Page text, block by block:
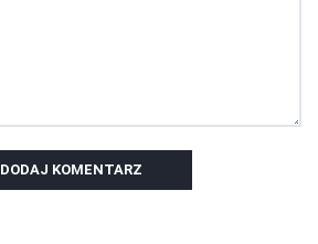
DODAJ KOMENTARZ